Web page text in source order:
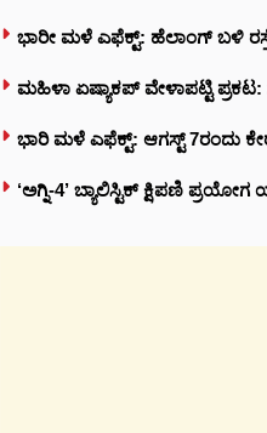
ಭಾರೀ ಮಳೆ ಎಫೆಕ್ಟ್‌: ಹೆಲಾಂಗ್ ಬಳಿ
ಮಹಿಳಾ ಏಷ್ಯಾಕಪ್ ವೇಳಾಪಟ್ಟಿ
ಭಾರಿ ಮಳೆ ಎಫೆಕ್ಟ್: ಆಗಸ್ಟ್ 7ರಂದು
‘ಅಗ್ನಿ-4’ ಬ್ಯಾಲಿಸ್ಟಿಕ್ ಕ್ಷಿಪಣಿ ಪ್ರಯೋಗ